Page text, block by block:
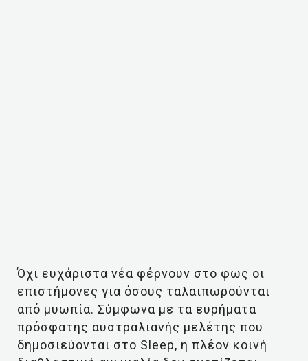
Όχι ευχάριστα νέα φέρνουν στο φως οι
επιστήμονες για όσους ταλαιπωρούνται
από μυωπία. Σύμφωνα με τα ευρήματα
πρόσφατης αυστραλιανής μελέτης που
δημοσιεύονται στο Sleep, η πλέον κοινή